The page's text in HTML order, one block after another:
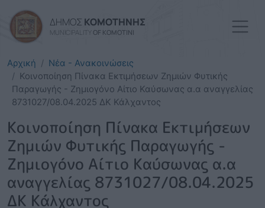
ΔΗΜΟΣ ΚΟΜΟΤΗΝΗΣ
MUNICIPALITY OF KOMOTINI
Αρχική
Νέα - Ανακοινώσεις
Κοινοποίηση Πίνακα Εκτιμήσεων Ζημιών Φυτικής
Παραγωγής - Ζημιογόνο Αίτιο Καύσωνας α.α αναγγελίας
8731027/08.04.2025 ΔΚ Κάλχαντος
Κοινοποίηση Πίνακα Εκτιμήσεων
Ζημιών Φυτικής Παραγωγής -
Ζημιογόνο Αίτιο Καύσωνας α.α
αναγγελίας 8731027/08.04.2025
ΔΚ Κάλχαντος